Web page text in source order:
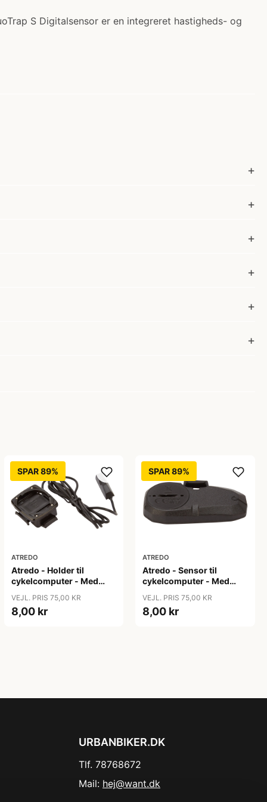
S Digitalsensor er en integreret hastigheds- og
SPAR 89%
ATREDO
Atredo - Holder til
cykelcomputer - Med
VEJL. PRIS 75,00 KR
8,00 kr
SPAR 89%
ATREDO
Atredo - Sensor til
cykelcomputer - Med
Sort
VEJL. PRIS 75,00 KR
8,00 kr
URBANBIKER.DK
Tlf. 78768672
Mail: hej@want.dk